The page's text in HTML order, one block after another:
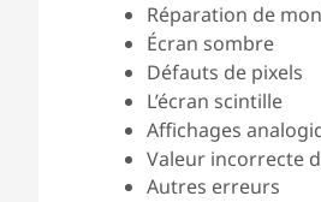
Réparation de
Écran sombre
Défauts de pixels
L’écran scintille
Affichages
Valeur incorrecte
Autres erreurs